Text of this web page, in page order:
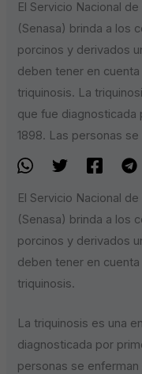
El Servicio Nacional
(Senasa) brinda a los
porcinos y derivados
deben tener en
triquinosis. La
que fue diagnosticada
1898. Las personas
El Servicio Nacional
(Senasa) brinda a los
porcinos y derivados
deben tener en
triquinosis.
La triquinosis es una
diagnosticada por
personas se enferman